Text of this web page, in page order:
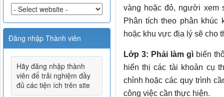
vàng hoặc đỏ, người xem
Phân tích theo phân khúc
hoặc khu vực địa lý sẽ cho
Lớp 3: Phải làm gì biến
hiển thị các tài khoản cụ
chỉnh hoặc các quy trình
công việc cần thực hiện.
Đăng nhập Thành viên
Hãy đăng nhập thành
viên để trải nghiệm đầy
đủ các tiện ích trên site